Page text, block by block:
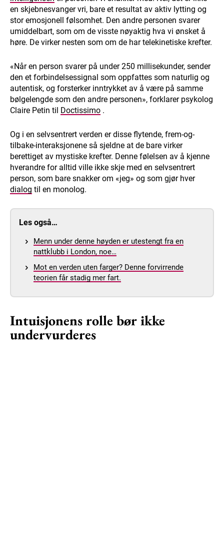
en skjebnesvanger vri, bare et resultat av aktiv lytting og
stor emosjonell følsomhet. Den andre personen svarer
umiddelbart, som om de visste nøyaktig hva vi ønsket å
høre. De virker nesten som om de har telekinetiske krefter.
«Når en person svarer på under 250 millisekunder, sender
den et forbindelsessignal som oppfattes som naturlig og
autentisk, og forsterker inntrykket av å være på samme
bølgelengde som den andre personen», forklarer psykolog
Claire Petin til Doctissimo .
Og i en selvsentrert verden er disse flytende, frem-og-
tilbake-interaksjonene så sjeldne at de bare virker
berettiget av mystiske krefter. Denne følelsen av å kjenne
hverandre for alltid ville ikke skje med en selvsentrert
person, som bare snakker om «jeg» og som gjør hver
dialog til en monolog.
Les også…
Menn under denne høyden er utestengt fra en
nattklubb i London, noe…
Mot en verden uten farger? Denne forvirrende
teorien får stadig mer fart.
Intuisjonens rolle bør ikke
undervurderes